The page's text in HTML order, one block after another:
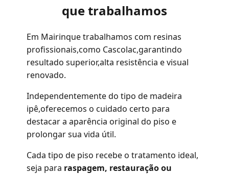
que trabalhamos
Em Mairinque trabalhamos com resinas
profissionais,como Cascolac,garantindo
resultado superior,alta resistência e visual
renovado.
Independentemente do tipo de madeira
ipê,oferecemos o cuidado certo para
destacar a aparência original do piso e
prolongar sua vida útil.
Cada tipo de piso recebe o tratamento ideal,
seja para raspagem, restauração ou